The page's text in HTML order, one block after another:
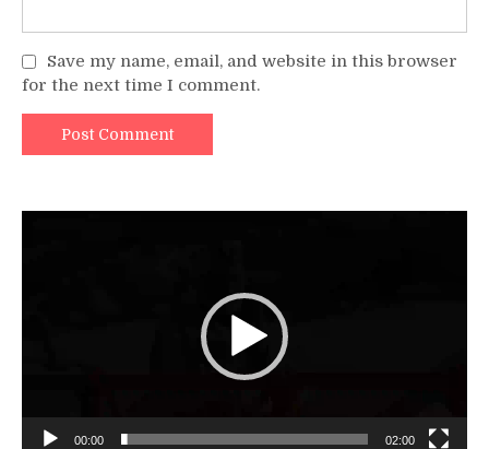
Save my name, email, and website in this browser
for the next time I comment.
00:00 02:00